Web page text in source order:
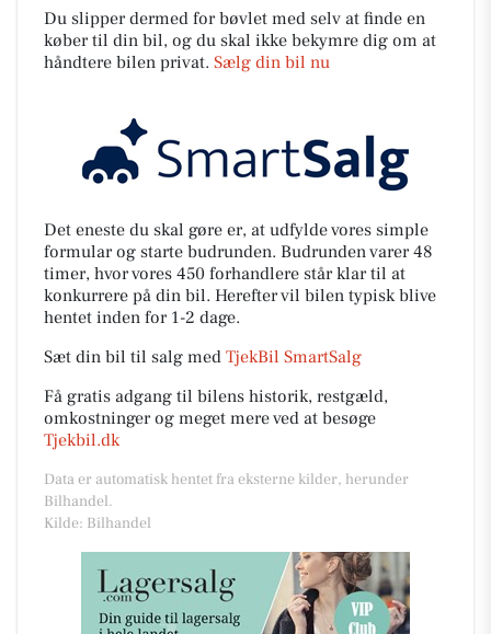
Du slipper dermed for bøvlet med selv at finde en
køber til din bil, og du skal ikke bekymre dig om at
håndtere bilen privat. Sælg din bil nu
Det eneste du skal gøre er, at udfylde vores simple
formular og starte budrunden. Budrunden varer 48
timer, hvor vores 450 forhandlere står klar til at
konkurrere på din bil. Herefter vil bilen typisk blive
hentet inden for 1-2 dage.
Sæt din bil til salg med TjekBil SmartSalg
Få gratis adgang til bilens historik, restgæld,
omkostninger og meget mere ved at besøge
Tjekbil.dk
Data er automatisk hentet fra eksterne kilder, herunder
Bilhandel.
Kilde: Bilhandel